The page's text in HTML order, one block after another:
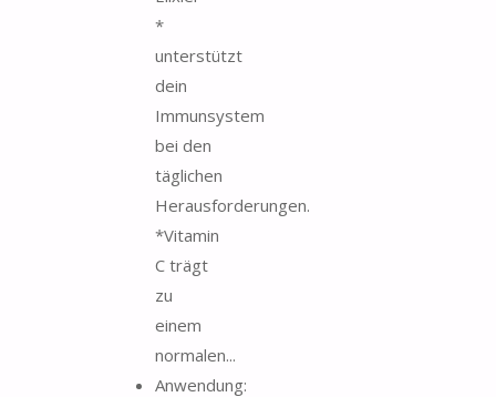
*
unterstützt
dein
Immunsystem
bei den
täglichen
Herausforderungen.
*Vitamin
C trägt
zu
einem
normalen...
Anwendung: